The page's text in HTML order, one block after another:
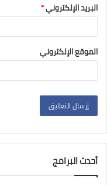
البريد الإلكتروني*
الموقع الإلكتروني
أحدث البرامج